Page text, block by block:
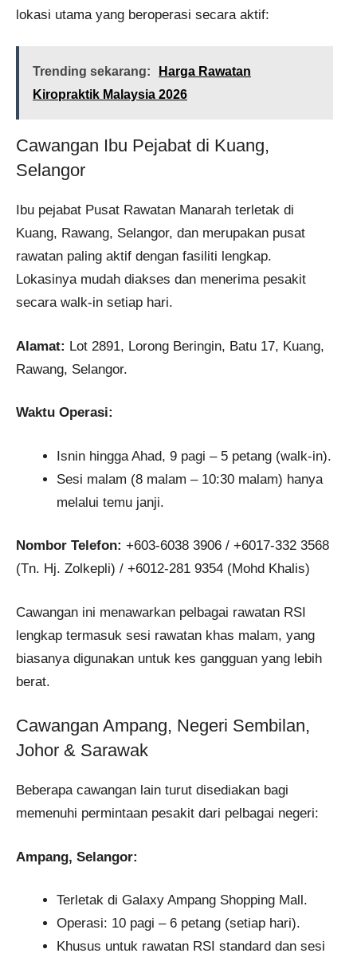
lokasi utama yang beroperasi secara aktif:
Trending sekarang:
Harga Rawatan
Kiropraktik Malaysia 2026
Cawangan Ibu Pejabat di Kuang,
Selangor
Ibu pejabat Pusat Rawatan Manarah terletak di
Kuang, Rawang, Selangor, dan merupakan pusat
rawatan paling aktif dengan fasiliti lengkap.
Lokasinya mudah diakses dan menerima pesakit
secara walk-in setiap hari.
Alamat: Lot 2891, Lorong Beringin, Batu 17, Kuang,
Rawang, Selangor.
Waktu Operasi:
Isnin hingga Ahad, 9 pagi – 5 petang (walk-in).
Sesi malam (8 malam – 10:30 malam) hanya
melalui temu janji.
Nombor Telefon: +603-6038 3906 / +6017-332 3568
(Tn. Hj. Zolkepli) / +6012-281 9354 (Mohd Khalis)
Cawangan ini menawarkan pelbagai rawatan RSI
lengkap termasuk sesi rawatan khas malam, yang
biasanya digunakan untuk kes gangguan yang lebih
berat.
Cawangan Ampang, Negeri Sembilan,
Johor & Sarawak
Beberapa cawangan lain turut disediakan bagi
memenuhi permintaan pesakit dari pelbagai negeri:
Ampang, Selangor:
Terletak di Galaxy Ampang Shopping Mall.
Operasi: 10 pagi – 6 petang (setiap hari).
Khusus untuk rawatan RSI standard dan sesi